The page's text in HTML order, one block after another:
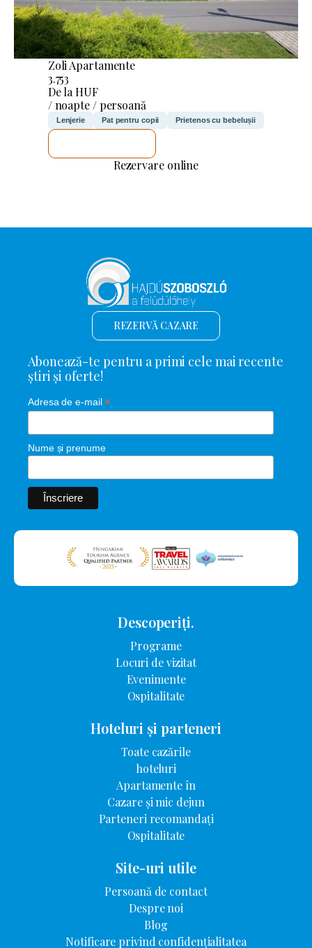
Zoli Apartamente
3.753
De la HUF
/ noapte / persoană
Lenjerie Pat pentru copii Prietenos cu bebelușii
Rezervare online
REZERVĂ CAZARE
Abonează-te pentru a primi cele mai recente
știri și oferte!
Adresa de e-mail*
Nume și prenume
Descoperiți.
Programe
Locuri de vizitat
Evenimente
Ospitalitate
Hoteluri și parteneri
Toate cazările
hoteluri
Apartamente în
Cazare și mic dejun
Parteneri recomandați
Ospitalitate
Site-uri utile
Persoană de contact
Despre noi
Blog
Notificare privind confidențialitatea